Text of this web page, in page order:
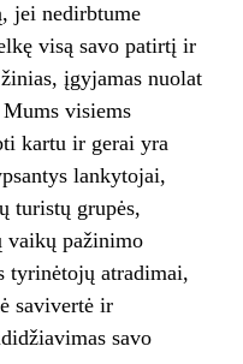
jei nedirbtume
visą savo patirtį ir
įgyjamas nuolat
visiems
kartu ir gerai yra
lankytojai,
turistų grupės,
vaikų pažinimo
tyrinėtojų atradimai,
savivertė ir
savo